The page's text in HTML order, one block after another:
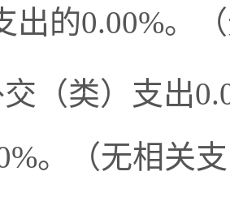
出的0.00%。
（类）支出
。（无相关